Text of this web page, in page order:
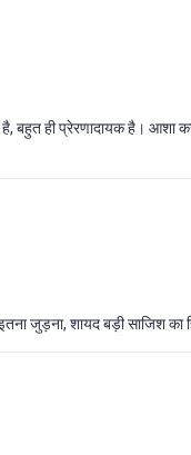
बहुत ही प्रेरणादायक है। आशा
जुड़ना, शायद बड़ी साजिश का